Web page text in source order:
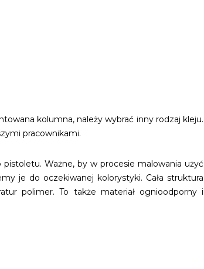
kolumna, należy wybrać inny rodzaj kleju.
pracownikami.
Ważne, by w procesie malowania użyć
je do oczekiwanej kolorystyki. Cała struktura
polimer. To także materiał ognioodporny i